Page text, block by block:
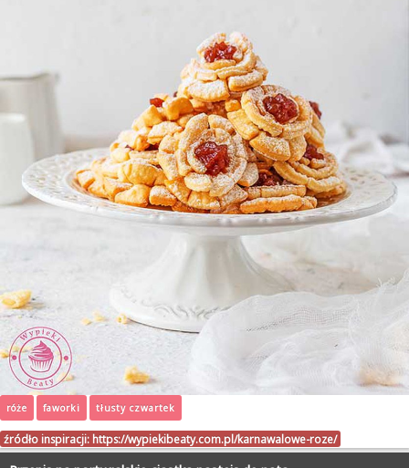
róże faworki tłusty czwartek
źródło inspiracji: https://wypiekibeaty.com.pl/karnawalowe-roze/